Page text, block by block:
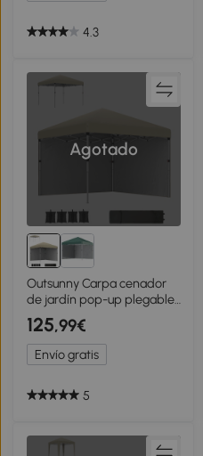
4.3
Agotado
Outsunny Carpa cenador
de jardín pop-up plegable
ajustable en altura
protección UV 30+ 2
paneles laterales bolsa de
transporte incluida
125,99€
Envío gratis
5